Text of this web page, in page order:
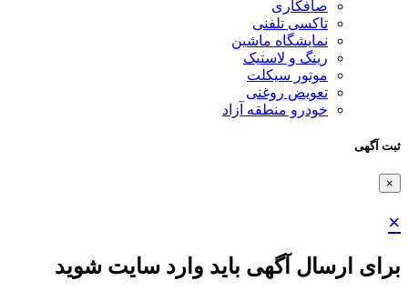
صافکاری
تاکسی تلفنی
نمایشگاه ماشین
رینگ و لاستیک
موتور سیکلت
تعویض روغنی
خودرو منطقه آزاد
ثبت آگهی
×
×
برای ارسال آگهی باید وارد سایت شوید